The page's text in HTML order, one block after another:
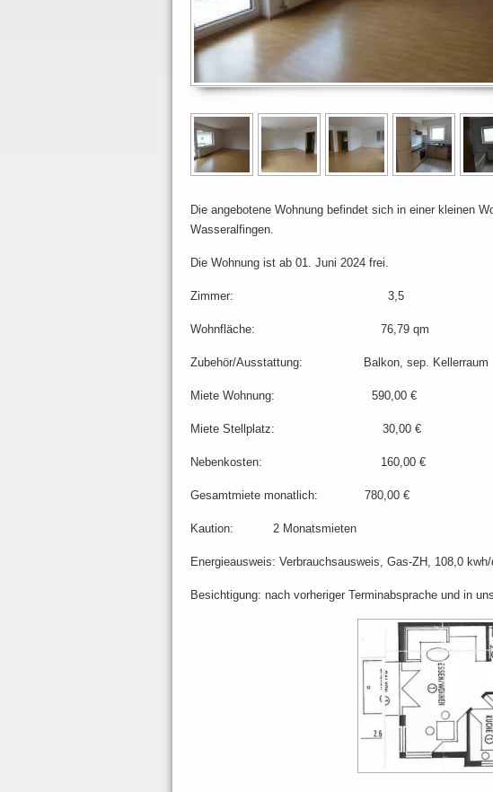
Die angebotene Wohnung befindet sich in einer kleinen
Wasseralfingen.
Die Wohnung ist ab 01. Juni 2024 frei.
Zimmer: 3,5
Wohnfläche: 76,79 qm
Zubehör/Ausstattung: Balkon, sep. Kellerraum
Miete Wohnung: 590,00 €
Miete Stellplatz: 30,00 €
Nebenkosten: 160,00 €
Gesamtmiete monatlich: 780,00 €
Kaution: 2 Monatsmieten
Energieausweis: Verbrauchsausweis, Gas-ZH, 108,0 kwh/
Besichtigung: nach vorheriger Terminabsprache und in